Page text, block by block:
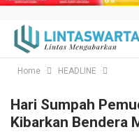
Home HEADLINE
Hari Sumpah
Kibarkan Bendera